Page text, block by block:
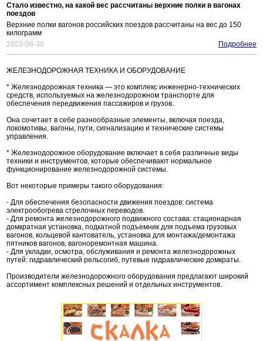
Стало известно, на какой вес рассчитаны верхние полки в вагонах
поездов
Верхние полки вагонов российских поездов рассчитаны на вес до 150
килограмм
2023-08-30
Подробнее
ЖЕЛЕЗНОДОРОЖНАЯ ТЕХНИКА И ОБОРУДОВАНИЕ
* Железнодорожная техника — это комплекс инженерно-технических
средств, используемых на железнодорожном транспорте для
обеспечения передвижения пассажиров и грузов.
Она сочетает в себе разнообразные элементы, включая поезда,
локомотивы, вагоны, пути, сигнализацию и технические системы
управления.
* Железнодорожное оборудование включает в себя различные виды
техники и инструментов, которые обеспечивают нормальное
функционирование железнодорожной системы.
Вот некоторые примеры такого оборудования:
- Для обеспечения безопасности движения поездов: система
электрообогрева стрелочных переводов.
- Для ремонта железнодорожного подвижного состава: стационарная
домкратная установка, подкатной подъемник для подъема грузовых
вагонов, кольцевой кантователь, установка для монтажа/демонтажа
пятников вагонов, вагоноремонтная машина.
- Для укладки, осмотра, обслуживания и ремонта железнодорожных
путей: гидравлический рельсогиб, путевые гидравлические домкраты.
Производители железнодорожного оборудования предлагают широкий
ассортимент комплексных решений и отдельных инструментов.